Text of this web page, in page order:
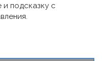
подсказку с